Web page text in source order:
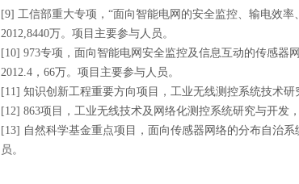
[9] 工信部重大专项，“面向智能电网的安全监控、输电效
2012,8440万。项目主要参与人员。
[10] 973专项，面向智能电网安全监控及信息互动的传感器
2012.4，66万。项目主要参与人员。
[11] 知识创新工程重要方向项目，工业无线测控系统技术研
[12] 863项目，工业无线技术及网络化测控系统研究与开发
[13] 自然科学基金重点项目，面向传感器网络的分布自治
员。